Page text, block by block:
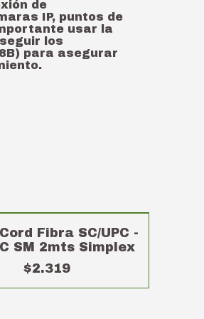
de
IP, puntos de
usar la
los
para asegurar
Fibra SC/UPC -
SM 2mts Simplex
$2.319